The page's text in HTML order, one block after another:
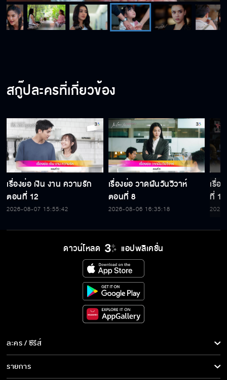
สกู๊ปละครที่เกี่ยวข้อง
เรื่องย่อ เงิน งาน ความรัก
ตอนที่ 12
2026-08-07 15:55:42
เรื่องย่อ วาดฝันวันวิวาห์
ตอนที่ 8
2026-08-06 16:35:18
เรื่อ
ที่ 15
ดาวน์โหลด แอปพลิเคชั่น
ละคร / ซีรีส์
ละคร/ซีรีส์
รายการ